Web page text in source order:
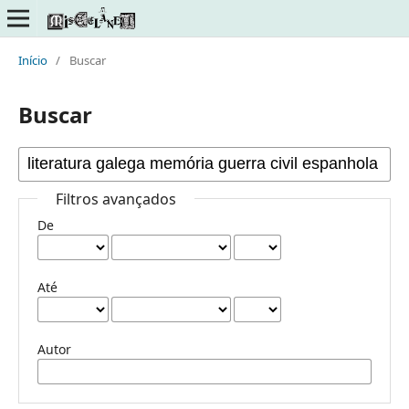
Início / Buscar
Buscar
Filtros avançados
De
Até
Autor